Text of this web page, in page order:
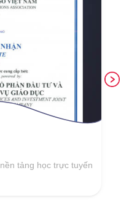
sắc trong lĩnh
Nam 2018 do Hiệp